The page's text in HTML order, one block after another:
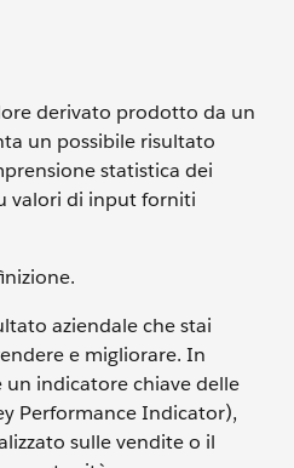
derivato prodotto da un
un possibile risultato
statistica dei
valori di input forniti
aziendale che stai
e migliorare. In
indicatore chiave delle
Performance Indicator),
sulle vendite o il